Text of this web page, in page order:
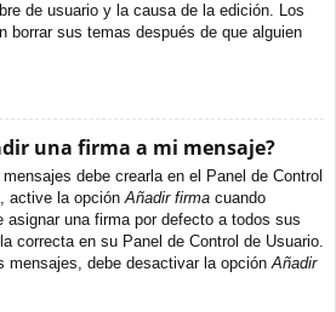
de usuario y la causa de la edición. Los
borrar sus temas después de que alguien
una firma a mi mensaje?
debe crearla en el Panel de Control
active la opción Añadir firma cuando
asignar una firma por defecto a todos sus
correcta en su Panel de Control de Usuario.
mensajes, debe desactivar la opción Añadir